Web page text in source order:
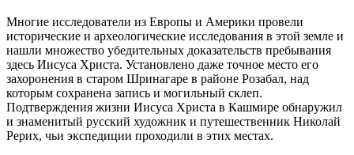
Многие исследователи из Европы и Америки провели
исторические и археологические исследования в этой земле и
нашли множество убедительных доказательств пребывания
здесь Иисуса Христа. Установлено даже точное место его
захоронения в старом Шринагаре в районе Розабал, над
которым сохранена запись и могильный склеп.
Подтверждения жизни Иисуса Христа в Кашмире обнаружил
и знаменитый русский художник и путешественник Николай
Рерих, чьи экспедиции проходили в этих местах.